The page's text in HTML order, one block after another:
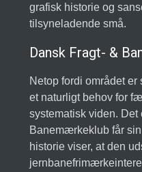
grafisk historie og
tilsyneladende små.
Dansk Fragt- &
Netop fordi området
et naturligt behov for
systematisk viden. Det
Banemærkeklub får
historie viser, at den